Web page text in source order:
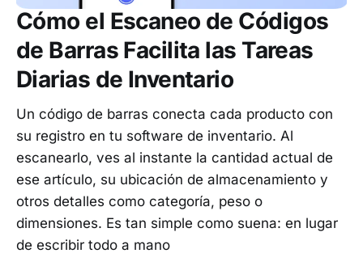
Cómo el Escaneo de Códigos
de Barras Facilita las Tareas
Diarias de Inventario
Un código de barras conecta cada producto con
su registro en tu software de inventario. Al
escanearlo, ves al instante la cantidad actual de
ese artículo, su ubicación de almacenamiento y
otros detalles como categoría, peso o
dimensiones. Es tan simple como suena: en lugar
de escribir todo a mano